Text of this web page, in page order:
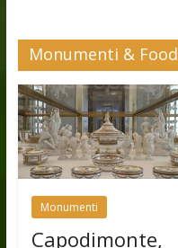
Monumenti & Food
Monumenti
Capodimonte,